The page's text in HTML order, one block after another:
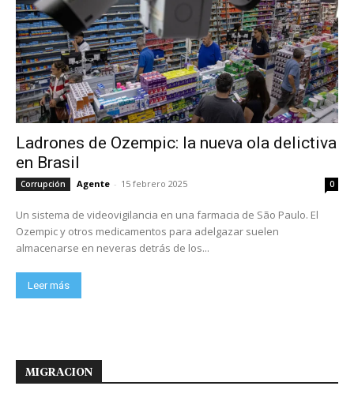
Ladrones de Ozempic: la nueva ola delictiva
en Brasil
Corrupción Agente - 15 febrero 2025 0
Un sistema de videovigilancia en una farmacia de São Paulo. El
Ozempic y otros medicamentos para adelgazar suelen
almacenarse en neveras detrás de los...
Leer más
MIGRACION